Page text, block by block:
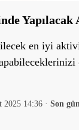
en iyi
2025 14:36 · Son